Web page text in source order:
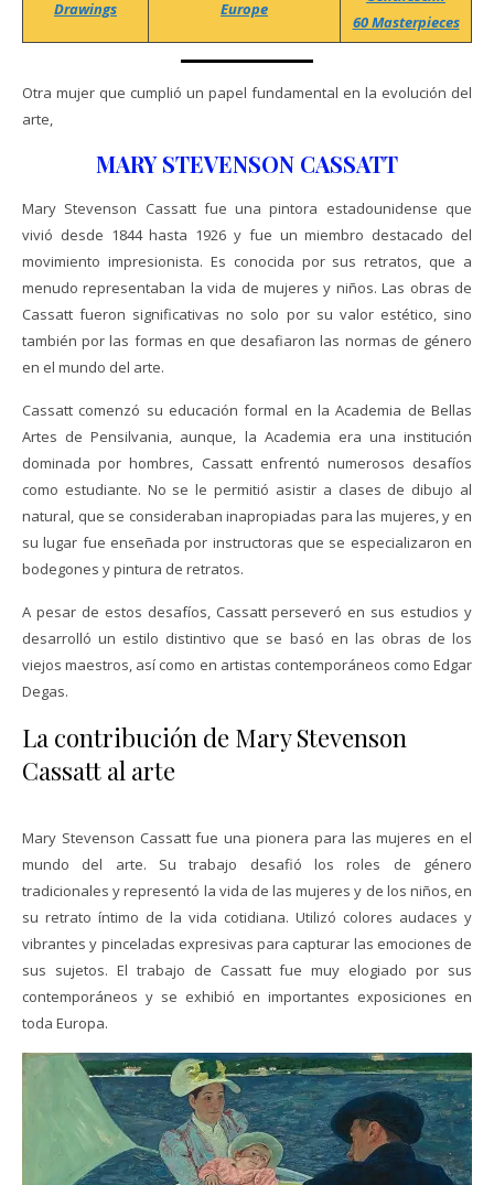
Drawings Europe
60 Masterpieces
Otra mujer que cumplió un papel fundamental en la evolución del
arte,
MARY STEVENSON CASSATT
Mary Stevenson Cassatt fue una pintora estadounidense que
vivió desde 1844 hasta 1926 y fue un miembro destacado del
movimiento impresionista. Es conocida por sus retratos, que a
menudo representaban la vida de mujeres y niños. Las obras de
Cassatt fueron significativas no solo por su valor estético, sino
también por las formas en que desafiaron las normas de género
en el mundo del arte.
Cassatt comenzó su educación formal en la Academia de Bellas
Artes de Pensilvania, aunque, la Academia era una institución
dominada por hombres, Cassatt enfrentó numerosos desafíos
como estudiante. No se le permitió asistir a clases de dibujo al
natural, que se consideraban inapropiadas para las mujeres, y en
su lugar fue enseñada por instructoras que se especializaron en
bodegones y pintura de retratos.
A pesar de estos desafíos, Cassatt perseveró en sus estudios y
desarrolló un estilo distintivo que se basó en las obras de los
viejos maestros, así como en artistas contemporáneos como Edgar
Degas.
La contribución de Mary Stevenson
Cassatt al arte
Mary Stevenson Cassatt fue una pionera para las mujeres en el
mundo del arte. Su trabajo desafió los roles de género
tradicionales y representó la vida de las mujeres y de los niños, en
su retrato íntimo de la vida cotidiana. Utilizó colores audaces y
vibrantes y pinceladas expresivas para capturar las emociones de
sus sujetos. El trabajo de Cassatt fue muy elogiado por sus
contemporáneos y se exhibió en importantes exposiciones en
toda Europa.